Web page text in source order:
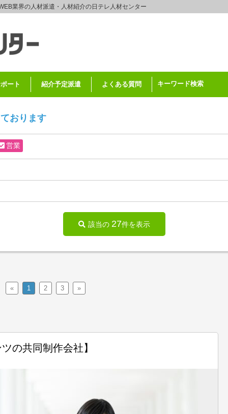
業界の人材派遣・人材紹介の日テレ人材センター
ート 紹介予定派遣 よくある質問 キーワード検索
おります
営業
該当の 27件を表示
« 1 2 3 »
の共同制作会社】